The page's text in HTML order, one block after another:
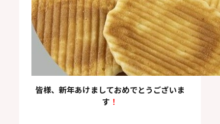
皆様、新年あけましておめでとうございま
す ！